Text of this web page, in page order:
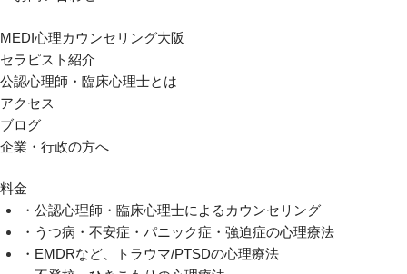
MEDI心理カウンセリング大阪
セラピスト紹介
公認心理師・臨床心理士とは
アクセス
ブログ
企業・行政の方へ
料金
・公認心理師・臨床心理士によるカウンセリング
・うつ病・不安症・パニック症・強迫症の心理療法
・EMDRなど、トラウマ/PTSDの心理療法